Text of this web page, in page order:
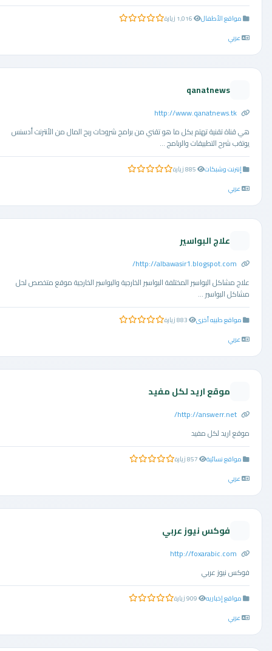
مواقع الأطفال 1,016 زيارة 0.0 من 5 نجوم
عربي
qanatnews
http://www.qanatnews.tk
هي قناة تقنية تهتم بكل ما هو تقني من برامج شروحات ربح المال من الأنترنت أدسنس
يوتةب شرح التطبيقات والربامج ...
إنترنت وشبكات 0.0 من 5 نجوم
عربي
علاج البواسير
http://albawasir1.blogspot.com/
علاج مشاكل البواسير المختلفة البواسير الخارجية والبواسير الخارجية موقع متخصص لحل
مشاكل البواسير ...
مواقع طبيه أخرى 883 زيارة 0.0 من 5 نجوم
عربي
موقع اريد لكل مفيد
http://answerr.net/
موقع اريد لكل مفيد
مواقع نسائية 857 زيارة 0.0 من 5 نجوم
عربي
فوكس نيوز عربي
http://foxarabic.com
فوكس نيوز عربي
مواقع إخباريه 909 زيارة 0.0 من 5 نجوم
عربي